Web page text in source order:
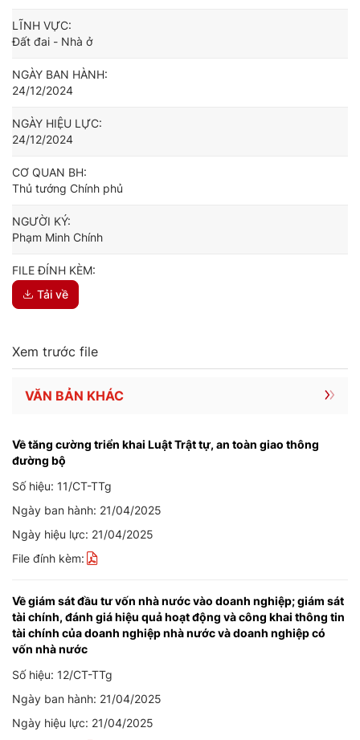
LĨNH VỰC:
Đất đai - Nhà ở
NGÀY BAN HÀNH:
24/12/2024
NGÀY HIỆU LỰC:
24/12/2024
CƠ QUAN BH:
Thủ tướng Chính phủ
NGƯỜI KÝ:
Phạm Minh Chính
FILE ĐÍNH KÈM:
Tải về
Xem trước file
VĂN BẢN KHÁC
Về tăng cường triển khai Luật Trật tự, an toàn giao thông
đường bộ
Số hiệu: 11/CT-TTg
Ngày ban hành: 21/04/2025
Ngày hiệu lực: 21/04/2025
File đính kèm:
Về giám sát đầu tư vốn nhà nước vào doanh nghiệp; giám sát
tài chính, đánh giá hiệu quả hoạt động và công khai thông tin
tài chính của doanh nghiệp nhà nước và doanh nghiệp có
vốn nhà nước
Số hiệu: 12/CT-TTg
Ngày ban hành: 21/04/2025
Ngày hiệu lực: 21/04/2025